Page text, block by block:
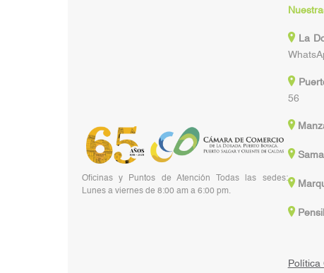
Oficinas y Puntos de Atención Todas las sedes:
Lunes a viernes de 8:00 am a 6:00 pm.
La
56
Política